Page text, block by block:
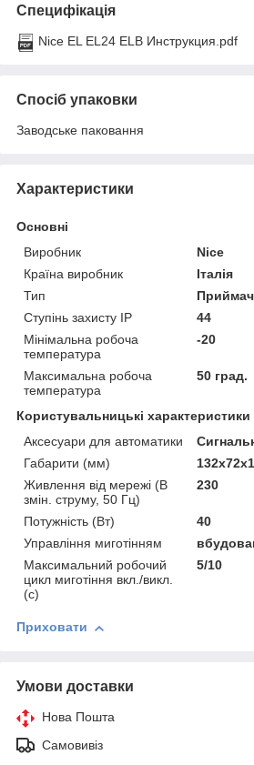
Специфікація
Nice EL EL24 ELB Инструкция.pdf
Спосіб упаковки
Заводське паковання
Характеристики
Основні
Виробник
Nice
Країна виробник
Італія
Тип
Приймач
Ступінь захисту IP
44
Мінімальна робоча
температура
-20
Максимальна робоча
температура
50 град.
Користувальницькі характеристики
Аксесуари для автоматики
Габарити (мм)
Живлення від мережі (В
змін. струму, 50 Гц)
230
Потужність (Вт)
40
Управління миготінням
Максимальний робочий
цикл миготіння вкл./викл.
(с)
5/10
Приховати
Умови доставки
Нова Пошта
Самовивіз